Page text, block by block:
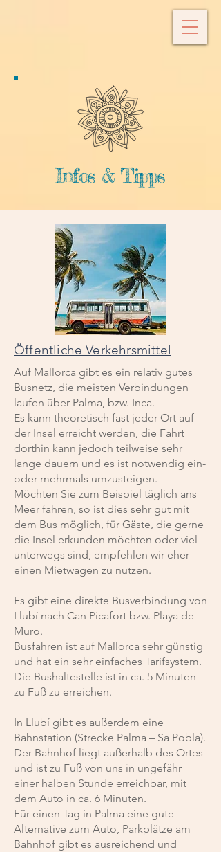
Infos & Tipps
Öffentliche Verkehrsmittel
Auf Mallorca gibt es ein relativ gutes
Busnetz, die meisten Verbindungen
laufen über Palma, bzw. Inca.
Es kann theoretisch fast jeder Ort auf
der Insel erreicht werden, die Fahrt
dorthin kann jedoch teilweise sehr
lange dauern und es ist notwendig ein-
oder mehrmals umzusteigen.
Möchten Sie zum Beispiel täglich ans
Meer fahren, so ist dies sehr gut mit
dem Bus möglich, für Gäste, die gerne
die Insel erkunden möchten oder viel
unterwegs sind, empfehlen wir eher
einen Mietwagen zu nutzen.
Es gibt eine direkte Busverbindung von
Llubí nach Can Picafort bzw. Playa de
Muro.
Busfahren ist auf Mallorca sehr günstig
und hat ein sehr einfaches Tarifsystem.
Die Bushaltestelle ist in ca. 5 Minuten
zu Fuß zu erreichen.
In Llubí gibt es außerdem eine
Bahnstation (Strecke Palma – Sa Pobla).
Der Bahnhof liegt außerhalb des Ortes
und ist zu Fuß von uns in ungefähr
einer halben Stunde erreichbar, mit
dem Auto in ca. 6 Minuten.
Für einen Tag in Palma eine gute
Alternative zum Auto, Parkplätze am
Bahnhof gibt es ausreichend und